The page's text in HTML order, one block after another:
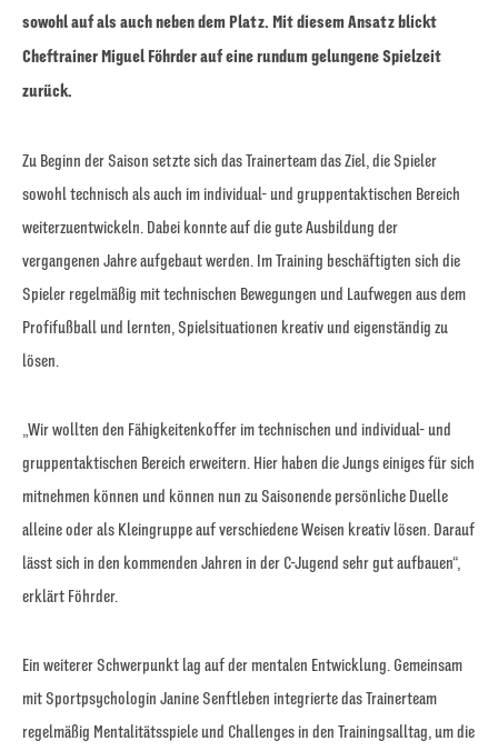
sowohl auf als auch neben dem Platz. Mit diesem Ansatz blickt
Cheftrainer Miguel Föhrder auf eine rundum gelungene Spielzeit
zurück.
Zu Beginn der Saison setzte sich das Trainerteam das Ziel, die Spieler
sowohl technisch als auch im individual- und gruppentaktischen Bereich
weiterzuentwickeln. Dabei konnte auf die gute Ausbildung der
vergangenen Jahre aufgebaut werden. Im Training beschäftigten sich die
Spieler regelmäßig mit technischen Bewegungen und Laufwegen aus dem
Profifußball und lernten, Spielsituationen kreativ und eigenständig zu
lösen.
„Wir wollten den Fähigkeitenkoffer im technischen und individual- und
gruppentaktischen Bereich erweitern. Hier haben die Jungs einiges für sich
mitnehmen können und können nun zu Saisonende persönliche Duelle
alleine oder als Kleingruppe auf verschiedene Weisen kreativ lösen. Darauf
lässt sich in den kommenden Jahren in der C-Jugend sehr gut aufbauen“,
erklärt Föhrder.
Ein weiterer Schwerpunkt lag auf der mentalen Entwicklung. Gemeinsam
mit Sportpsychologin Janine Senftleben integrierte das Trainerteam
regelmäßig Mentalitätsspiele und Challenges in den Trainingsalltag, um die